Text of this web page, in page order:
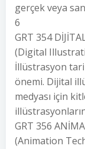
gerçek veya
6
GRT 354
(Digital
İllüstrasyon
önemi. Dijital
medyası için
GRT 356
(Animation